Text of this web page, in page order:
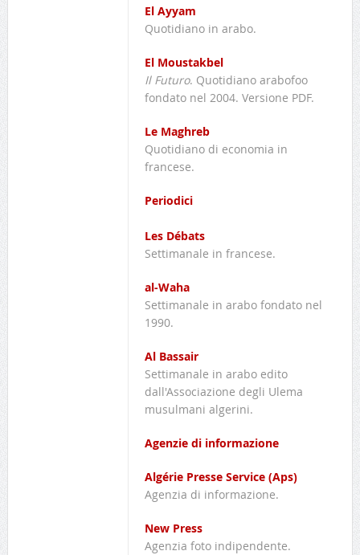
El Ayyam
Quotidiano in arabo.
El Moustakbel
Il Futuro. Quotidiano arabofoo
fondato nel 2004. Versione PDF.
Le Maghreb
Quotidiano di economia in
francese.
Periodici
Les Débats
Settimanale in francese.
al-Waha
Settimanale in arabo fondato nel
1990.
Al Bassair
Settimanale in arabo edito
dall'Associazione degli Ulema
musulmani algerini.
Agenzie di informazione
Algérie Presse Service (Aps)
Agenzia di informazione.
New Press
Agenzia foto indipendente.